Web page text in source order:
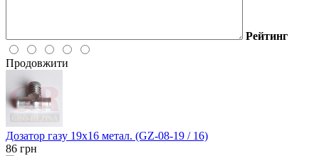
Рейтинг
Продовжити
Дозатор газу 19x16 метал. (GZ-08-19 / 16)
86 грн